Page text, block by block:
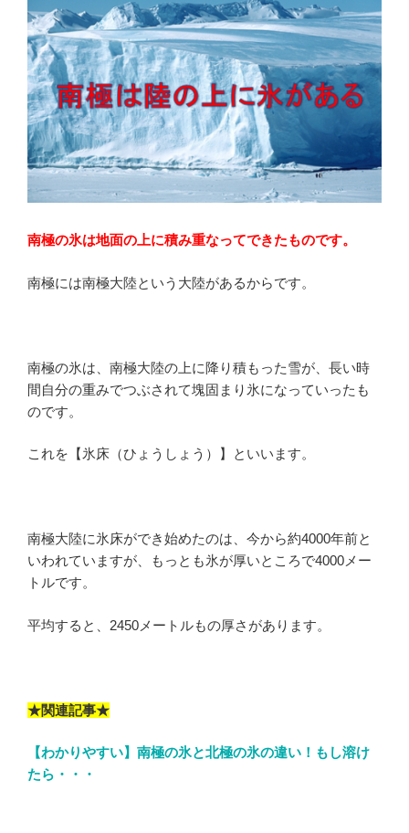
南極の氷は地面の上に積み重なってできたものです。
南極には南極大陸という大陸があるからです。
南極の氷は、南極大陸の上に降り積もった雪が、長い時
間自分の重みでつぶされて塊固まり氷になっていったも
のです。
これを【氷床（ひょうしょう）】といいます。
南極大陸に氷床ができ始めたのは、今から約4000年前と
いわれていますが、もっとも氷が厚いところで4000メー
トルです。
平均すると、2450メートルもの厚さがあります。
★関連記事★
【わかりやすい】南極の氷と北極の氷の違い！もし溶け
たら・・・